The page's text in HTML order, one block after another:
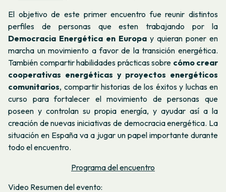
El objetivo de este primer encuentro fue reunir distintos
perfiles de personas que esten trabajando por la
Democracia Energética en Europa y quieran poner en
marcha un movimiento a favor de la transición energética.
También compartir habilidades prácticas sobre cómo crear
cooperativas energéticas y proyectos energéticos
comunitarios, compartir historias de los éxitos y luchas en
curso para fortalecer el movimiento de personas que
poseen y controlan su propia energía, y ayudar así a la
creación de nuevas iniciativas de democracia energética. La
situación en España va a jugar un papel importante durante
todo el encuentro.
Programa del encuentro
Video Resumen del evento: